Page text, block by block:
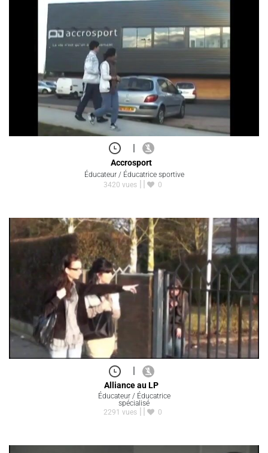
|
Accrosport
Éducateur / Éducatrice sportive
3420 vues
0
|
Alliance au LP
Éducateur / Éducatrice
spécialisé
2291 vues
0